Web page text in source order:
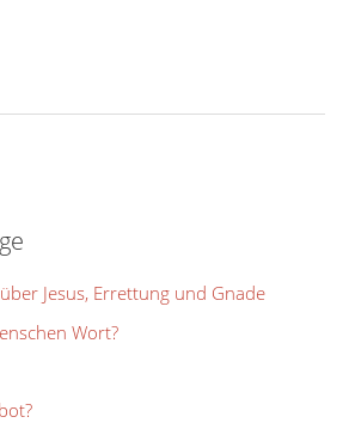
Jesus, Errettung und Gnade
Wort?